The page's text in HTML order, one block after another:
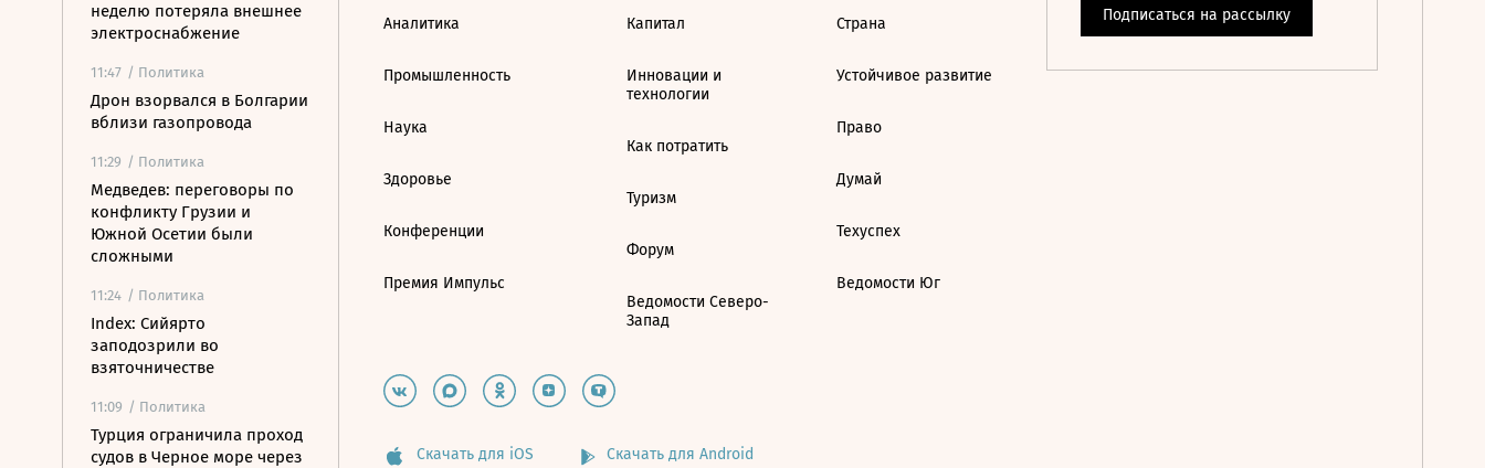
неделю потеряла внешнее
электроснабжение
11:47 / Политика
Дрон взорвался в Болгарии
вблизи газопровода
11:29 / Политика
Медведев: переговоры по
конфликту Грузии и
Южной Осетии были
сложными
11:24 / Политика
Index: Сийярто
заподозрили во
взяточничестве
11:09 / Политика
Турция ограничила проход
судов в Черное море через
Аналитика
Промышленность
Наука
Здоровье
Конференции
Премия Импульс
Капитал
Инновации и
технологии
Как потратить
Туризм
Форум
Ведомости Северо-
Запад
Страна
Устойчивое развитие
Право
Думай
Техуспех
Ведомости Юг
Скачать для iOS Скачать для Android